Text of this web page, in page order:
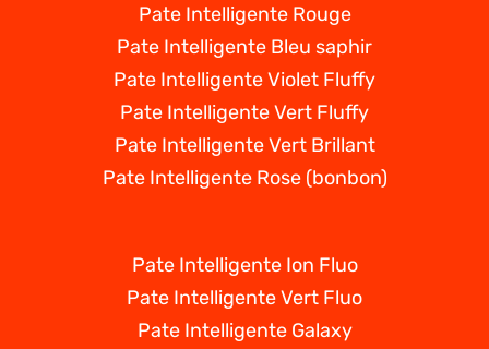
Pate Intelligente Rouge
Pate Intelligente Bleu saphir
Pate Intelligente Violet Fluffy
Pate Intelligente Vert Fluffy
Pate Intelligente Vert Brillant
Pate Intelligente Rose (bonbon)
Pate Intelligente Ion Fluo
Pate Intelligente Vert Fluo
Pate Intelligente Galaxy